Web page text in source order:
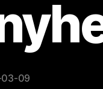
09